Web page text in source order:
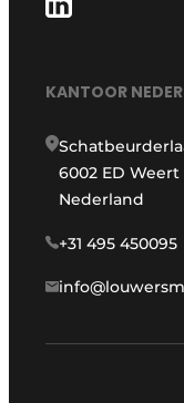
KANTOOR
6002 ED Weert
Nederland
+31 495 450095